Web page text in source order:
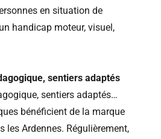
en situation de
handicap moteur, visuel,
sentiers adaptés
sentiers adaptés…
bénéficient de la marque
les Ardennes. Régulièrement,